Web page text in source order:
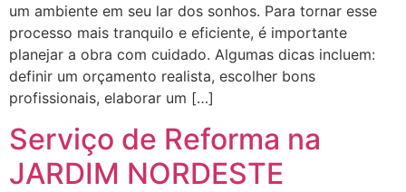
um ambiente em seu lar dos sonhos. Para tornar esse
processo mais tranquilo e eficiente, é importante
planejar a obra com cuidado. Algumas dicas incluem:
definir um orçamento realista, escolher bons
profissionais, elaborar um […]
Serviço de Reforma na
JARDIM NORDESTE